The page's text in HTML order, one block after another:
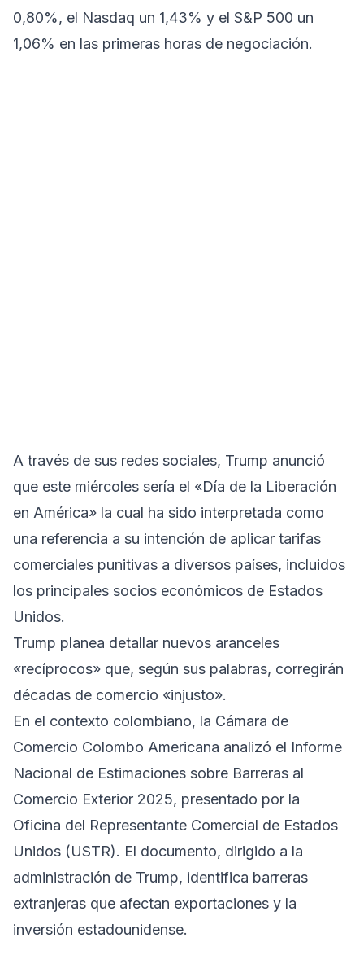
0,80%, el Nasdaq un 1,43% y el S&P 500 un
1,06% en las primeras horas de negociación.
A través de sus redes sociales, Trump anunció
que este miércoles sería el «Día de la Liberación
en América» la cual ha sido interpretada como
una referencia a su intención de aplicar tarifas
comerciales punitivas a diversos países, incluidos
los principales socios económicos de Estados
Unidos.
Trump planea detallar nuevos aranceles
«recíprocos» que, según sus palabras, corregirán
décadas de comercio «injusto».
En el contexto colombiano, la Cámara de
Comercio Colombo Americana analizó el Informe
Nacional de Estimaciones sobre Barreras al
Comercio Exterior 2025, presentado por la
Oficina del Representante Comercial de Estados
Unidos (USTR). El documento, dirigido a la
administración de Trump, identifica barreras
extranjeras que afectan exportaciones y la
inversión estadounidense.